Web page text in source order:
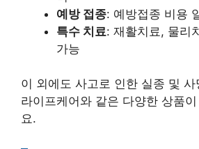
예방 접종: 예방접종 비용
특수 치료: 재활치료, 물리
가능
이 외에도 사고로 인한 실종 및
라이프케어와 같은 다양한 상품
요.